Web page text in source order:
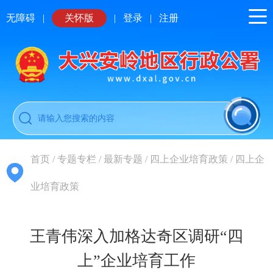
无障碍 | 关怀版 | 登录 | 注册
首页 /专题专栏 /最新专题 / 四上企业培育政策 / 四上企
业培育政策
王青伟深入加格达奇区调研“四
上”企业培育工作